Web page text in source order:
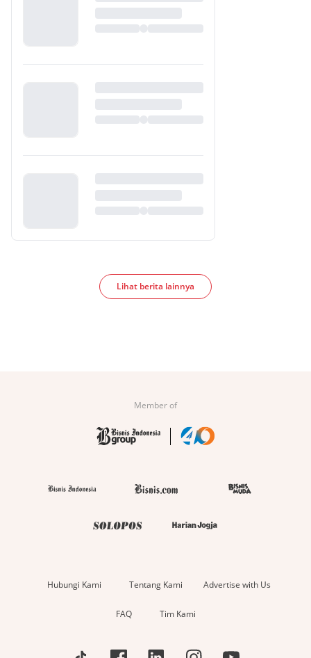
Lihat berita lainnya
Member of
Hubungi Kami Tentang Kami Advertise with Us
FAQ Tim Kami